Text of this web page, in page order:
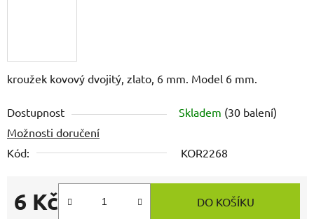
kroužek kovový dvojitý, zlato, 6 mm. Model 6 mm.
Dostupnost Skladem (30 balení)
Možnosti doručení
Kód:
KOR2268
6 Kč DO KOŠÍKU